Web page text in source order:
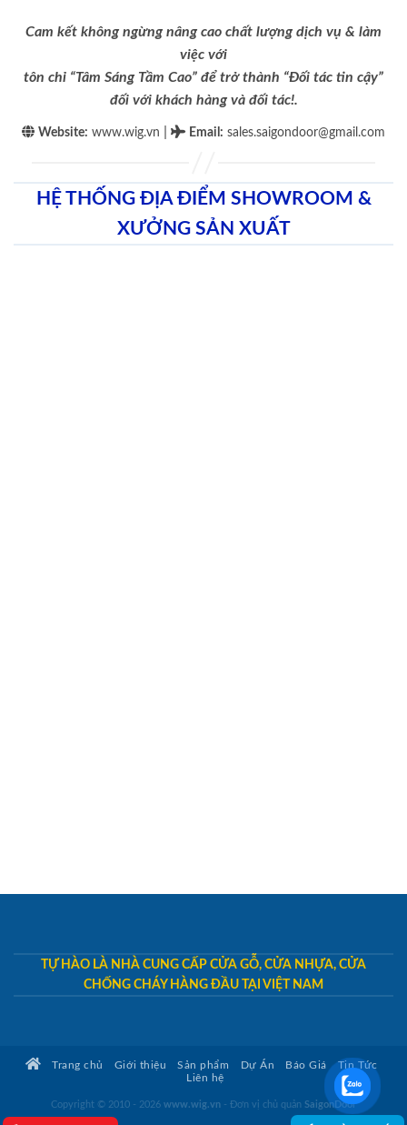
Cam kết không ngừng nâng cao chất lượng dịch vụ & làm
việc với
tôn chỉ “Tâm Sáng Tầm Cao” để trở thành “Đối tác tin cậy”
đối với khách hàng và đối tác!.
Website: www.wig.vn Email : sales.saigondoor@gmail.com
HỆ THỐNG ĐỊA ĐIỂM SHOWROOM &
XƯỞNG SẢN XUẤT
TỰ HÀO LÀ NHÀ CUNG CẤP CỬA GỖ, CỬA NHỰA, CỬA
CHỐNG CHÁY HÀNG ĐẦU TẠI VIỆT NAM
Trang chủ Giới thiệu Sản phẩm Dự Án Báo Giá
Tin Tức
Liên hệ
Copyright © 2010 - 2026 www.wig.vn - Đơn vị chủ quản SaigonDoor